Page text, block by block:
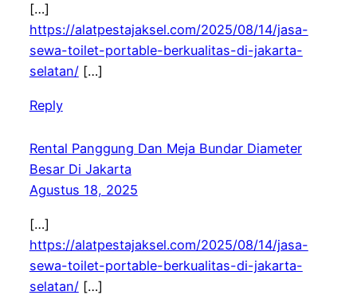
[…]
https://alatpestajaksel.com/2025/08/14/jasa-
sewa-toilet-portable-berkualitas-di-jakarta-
selatan/[…]
Reply
Rental Panggung Dan Meja Bundar Diameter
Besar Di Jakarta
Agustus 18, 2025
[…]
https://alatpestajaksel.com/2025/08/14/jasa-
sewa-toilet-portable-berkualitas-di-jakarta-
selatan/[…]